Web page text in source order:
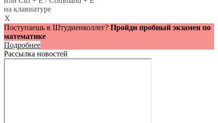
на клавиатуре
X
Поступаешь в Штудиенколлег? Пройди пробный экзамен по
математике
Подробнее
Рассылка новостей